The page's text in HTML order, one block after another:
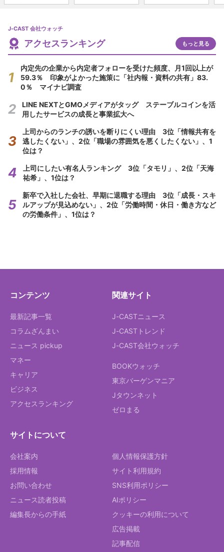
J-CAST 会社ウォッチ
アクセスランキング もっと見る
内定先の企業から内定者フォローを受けた頻度、月1回以上が
59.3％ 印象がよかった施策に「社内報・資料の共有」83.
0％ マイナビ調査
LINE NEXTとGMOメディアがタッグ ステーブルコインを活
用したサービスの成長と事業拡大へ
上司からのランチの誘いを断りにくい理由 3位「情報共有を
逃したくない」、2位「職場の雰囲気を悪くしたくない」、1
位は？
上司にしたい有名人ランキング 3位「タモリ」、2位「天海
祐希」、1位は？
新卒で入社した会社、早期に退職する理由 3位「成長・スキ
ルアップが見込めない」、2位「労働時間・休日・働き方など
の労働条件」、1位は？
コンテンツ
最新記事一覧
コラムざんまい
ニュース pickup
マネー
キャリア
ビジネス
アクセスランキング
関連サイト
J-CASTニュース
J-CASTトレンド
J-CAST会社ウォッチ
BOOKウォッチ
東京バーゲンマニア
Jタウンネット
ゼロまる
サイトについて
会社案内
採用情報
お問い合わせ
ニュース読者投稿
編集長からの手紙
個人情報保護方針
サイト利用規約
SNS利用ポリシー
AIポリシー
クッキーの利用について
広告掲載
記事配信